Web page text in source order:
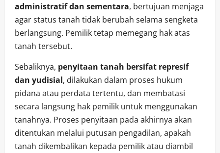
administratif dan sementara, bertujuan menjaga
agar status tanah tidak berubah selama sengketa
berlangsung. Pemilik tetap memegang hak atas
tanah tersebut.
Sebaliknya, penyitaan tanah bersifat represif
dan yudisial, dilakukan dalam proses hukum
pidana atau perdata tertentu, dan membatasi
secara langsung hak pemilik untuk menggunakan
tanahnya. Proses penyitaan pada akhirnya akan
ditentukan melalui putusan pengadilan, apakah
tanah dikembalikan kepada pemilik atau diambil